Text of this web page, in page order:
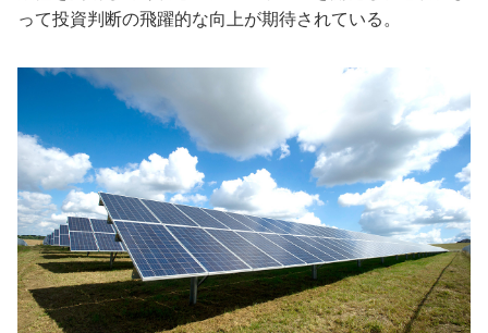
って投資判断の飛躍的な向上が期待されている。